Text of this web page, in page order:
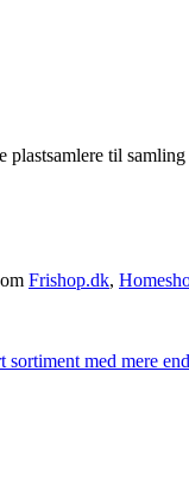
til
Frishop.dk,
med mere